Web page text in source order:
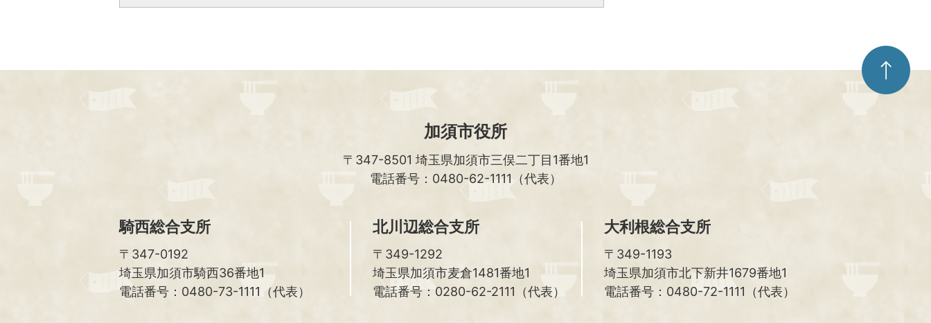
ペ
ー
ジ
加須市役所
〒347-8501 埼玉県加須市三俣二丁目1番地1
電話番号：0480-62-1111（代表）
騎西総合支所
〒347-0192
埼玉県加須市騎西36番地1
電話番号：0480-73-1111（代表）
北川辺総合支所
〒349-1292
埼玉県加須市麦倉1481番地1
電話番号：0280-62-2111（代表）
大利根総合支所
〒349-1193
埼玉県加須市北下新井1679番地1
電話番号：0480-72-1111（代表）